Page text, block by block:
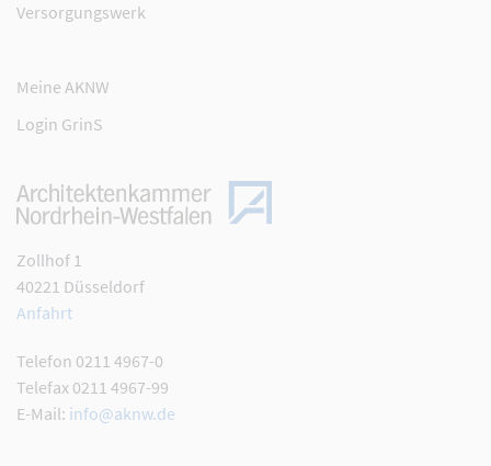
Versorgungswerk
Meine AKNW
Login GrinS
Zollhof 1
40221 Düsseldorf
Anfahrt
Telefon 0211 4967-0
Telefax 0211 4967-99
E-Mail: info@aknw.de